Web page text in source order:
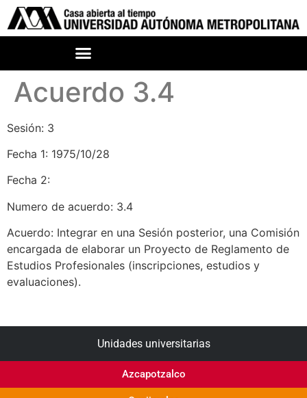
Acuerdo 3.4
Sesión: 3
Fecha 1: 1975/10/28
Fecha 2:
Numero de acuerdo: 3.4
Acuerdo: Integrar en una Sesión posterior, una Comisión
encargada de elaborar un Proyecto de Reglamento de
Estudios Profesionales (inscripciones, estudios y
evaluaciones).
Unidades universitarias
Azcapotzalco